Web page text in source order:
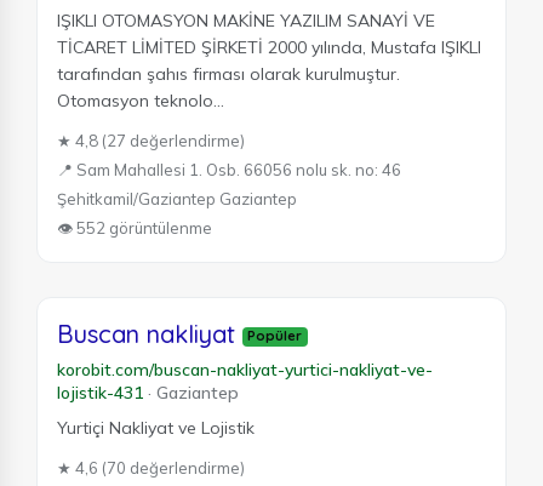
IŞIKLI OTOMASYON MAKİNE YAZILIM SANAYİ VE
TİCARET LİMİTED ŞİRKETİ 2000 yılında, Mustafa IŞIKLI
tarafından şahıs firması olarak kurulmuştur.
Otomasyon teknolo...
★ 4,8 (27 değerlendirme)
📍 Sam Mahallesi 1. Osb. 66056 nolu sk. no: 46
Şehitkamil/Gaziantep Gaziantep
👁 552 görüntülenme
Buscan nakliyat Popüler
korobit.com/buscan-nakliyat-yurtici-nakliyat-ve-
lojistik-431 · Gaziantep
Yurtiçi Nakliyat ve Lojistik
★ 4,6 (70 değerlendirme)